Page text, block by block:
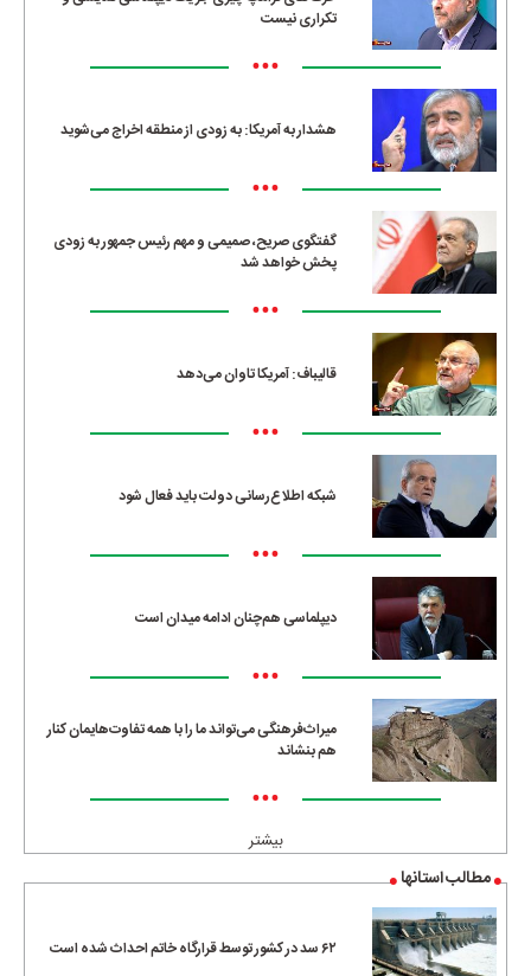
تکراری نیست
•••
هشدار به آمریکا: به زودی از منطقه اخراج می‌شوید
•••
گفتگوی صریح، صمیمی و مهم رئیس جمهور به زودی
پخش خواهد شد
•••
قالیباف: آمریکا تاوان می‌دهد
•••
شبکه اطلاع‌رسانی دولت باید فعال شود
•••
دیپلماسی هم‌چنان ادامه میدان است
•••
میراث‌فرهنگی می‌تواند ما را با همه تفاوت‌هایمان کنار
هم بنشاند
•••
بیشتر
مطالب استانها
۶۲ سد در کشور توسط قرارگاه خاتم احداث شده است